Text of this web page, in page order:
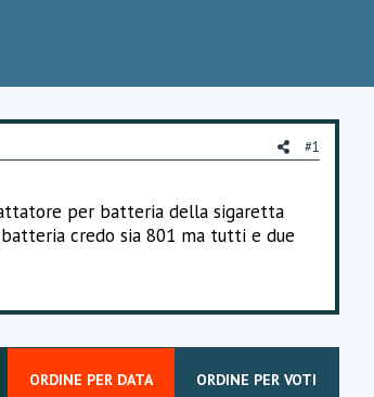
#1
per batteria della sigaretta
credo sia 801 ma tutti e due
ORDINE PER DATA ORDINE PER VOTI